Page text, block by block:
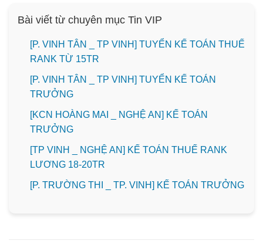
Bài viết từ chuyên mục Tin VIP
[P. VINH TÂN _ TP VINH] TUYỂN KẾ TOÁN THUẾ
RANK TỪ 15TR
[P. VINH TÂN _ TP VINH] TUYỂN KẾ TOÁN
TRƯỞNG
️[KCN HOÀNG MAI _ NGHỆ AN] KẾ TOÁN
TRƯỞNG
[TP VINH _ NGHỆ AN] KẾ TOÁN THUẾ RANK
LƯƠNG 18-20TR
️[P. TRƯỜNG THI _ TP. VINH] KẾ TOÁN TRƯỞNG